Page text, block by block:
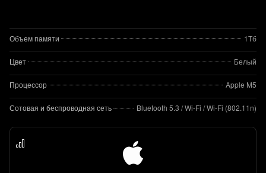
Объем памяти 1Тб
Цвет Белый
Процессор Apple M5
Сотовая и беспроводная сеть Bluetooth 5.3 / Wi-Fi / Wi-Fi (802.11n)